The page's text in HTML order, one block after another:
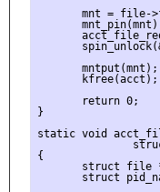
mnt = file-
       kfree(acct);
       return 0;
}
static void
{
struct file
struct